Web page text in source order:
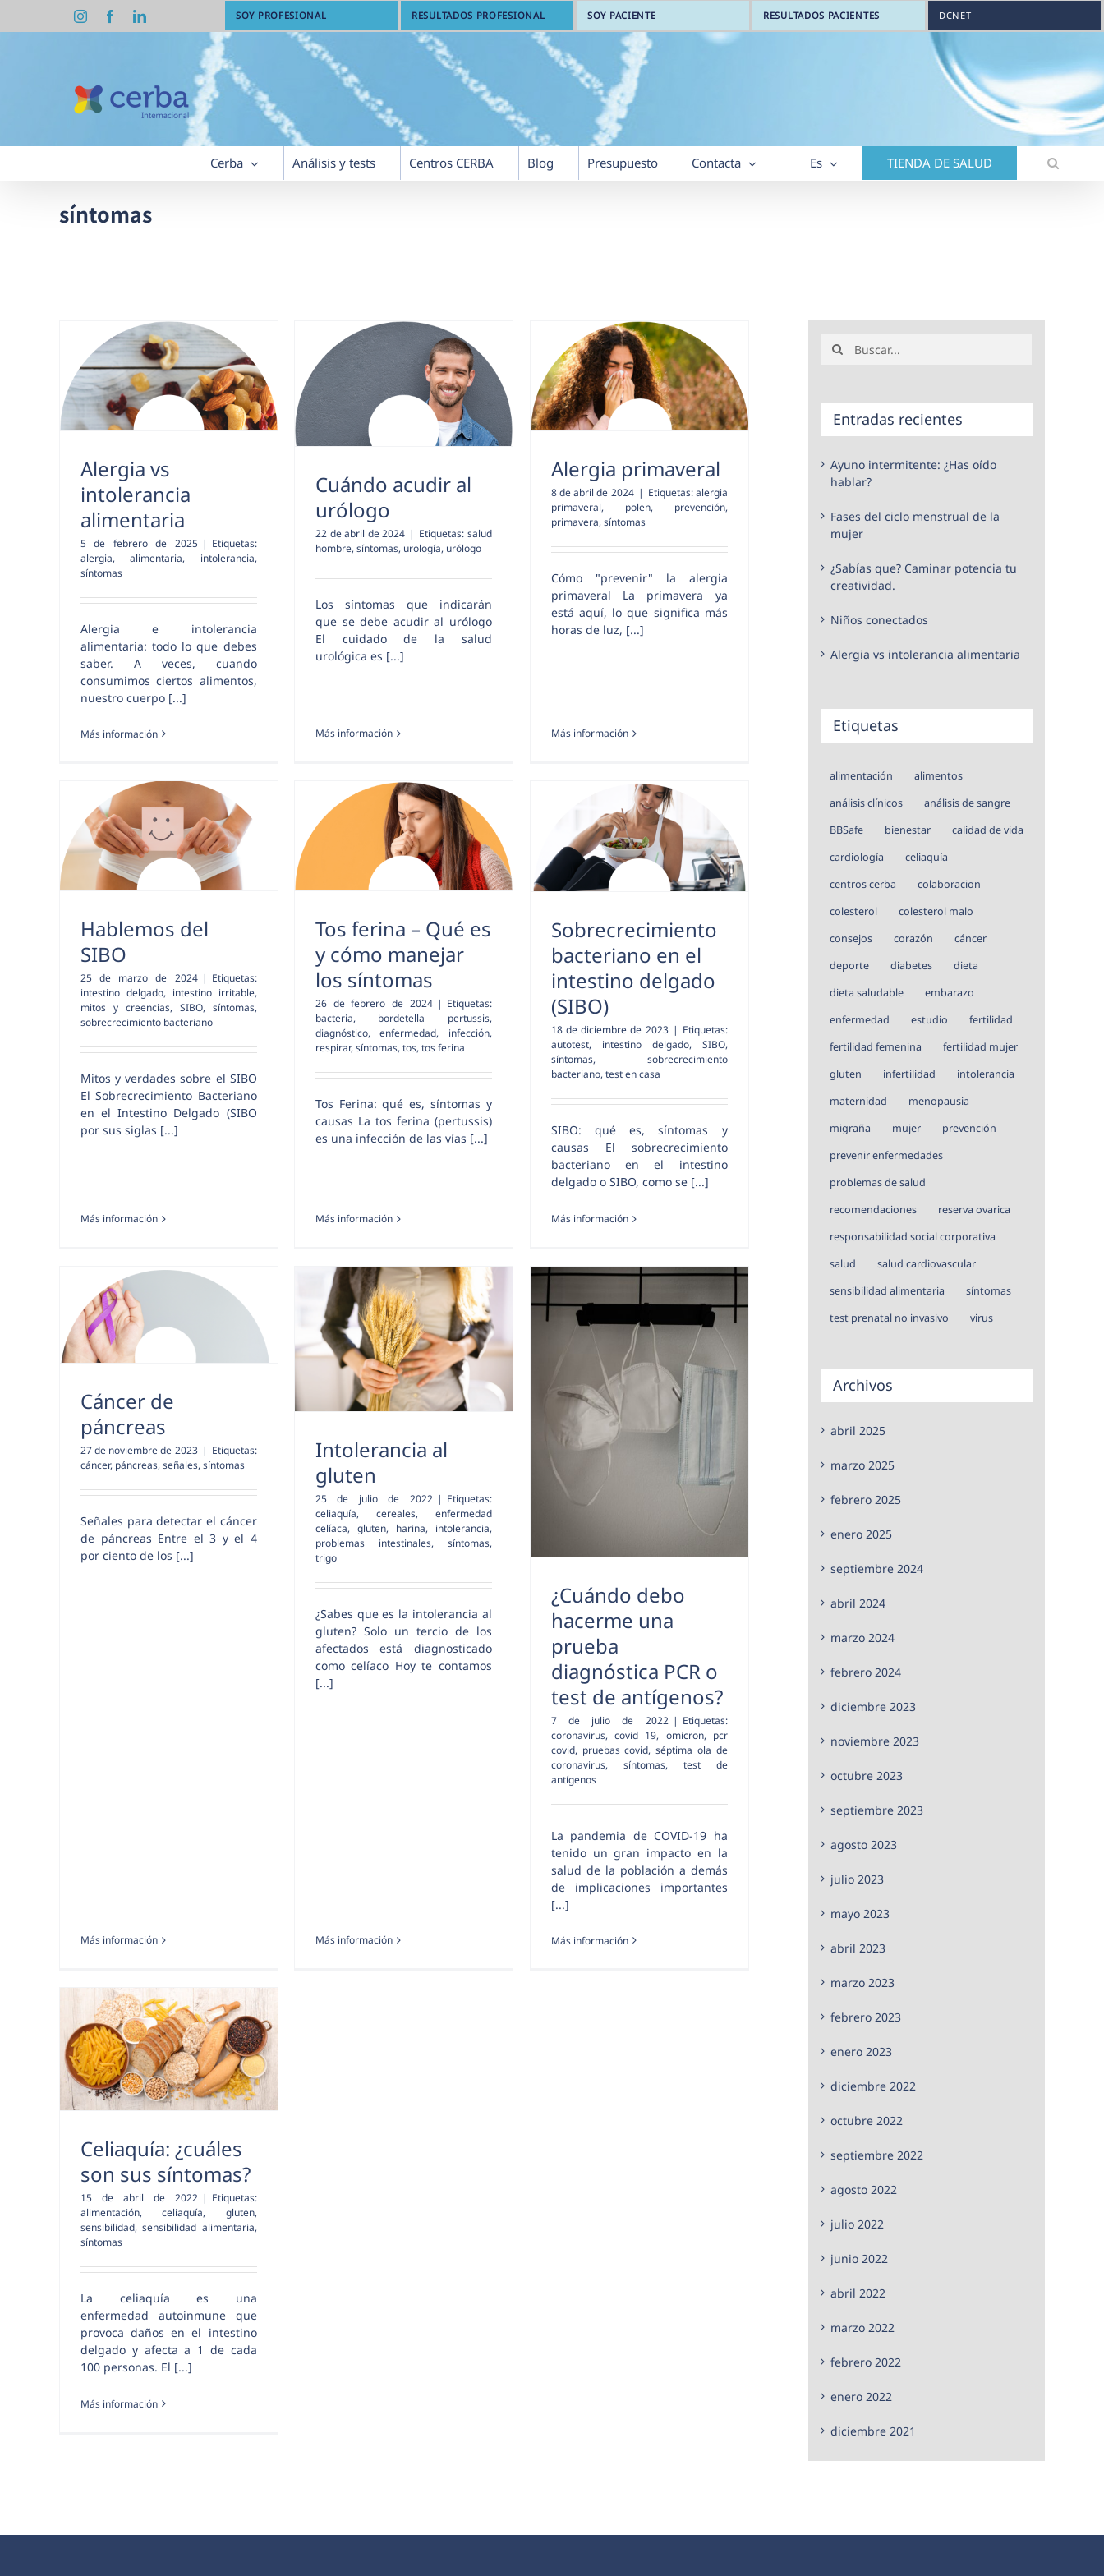
InstagramFacebookLinkedIn SOY PROFESIONAL RESULTADOS PROFESIONAL SOY PACIENTE RESULTADOS PACIENTES DCNET
Cerba Análisis y tests Centros CERBA Blog Presupuesto Contacta Es TIENDA DE SALUD
síntomas
Alergia vs
intolerancia
alimentaria
5 de febrero de 2025 | Etiquetas:
alergia,alimentaria, intolerancia,
síntomas
Alergia e intolerancia
alimentaria: todo lo que debes
saber. A veces, cuando
consumimos ciertos alimentos,
nuestro cuerpo [...]
Más información
Cuándo acudir al
urólogo
22 de abril de 2024 | Etiquetas: salud
hombre, síntomas, urología, urólogo
Los síntomas que indicarán
que se debe acudir al urólogo
El cuidado de la salud
urológica es [...]
Más información
Alergia primaveral
8 de abril de 2024 | Etiquetas:alergia
primaveral, polen, prevención,
primavera, síntomas
Cómo "prevenir" la alergia
primaveral La primavera ya
está aquí, lo que significa más
horas de luz, [...]
Más información
Hablemos del
SIBO
25 de marzo de 2024 | Etiquetas:
intestino delgado, intestino irritable,
mitos y creencias, SIBO, síntomas,
sobrecrecimiento bacteriano
Mitos y verdades sobre el SIBO
El Sobrecrecimiento Bacteriano
en el Intestino Delgado (SIBO
por sus siglas [...]
Más información
Tos ferina – Qué es
y cómo manejar
los síntomas
26 de febrero de 2024 | Etiquetas:
bacteria, bordetella pertussis,
diagnóstico,enfermedad, infección,
respirar, síntomas, tos, tos ferina
Tos Ferina: qué es, síntomas y
causas La tos ferina (pertussis)
es una infección de las vías [...]
Más información
Sobrecrecimiento
bacteriano en el
intestino delgado
(SIBO)
18 de diciembre de 2023 | Etiquetas:
autotest, intestino delgado, SIBO,
síntomas, sobrecrecimiento
bacteriano, test en casa
SIBO: qué es, síntomas y
causas El sobrecrecimiento
bacteriano en el intestino
delgado o SIBO, como se [...]
Más información
Cáncer de
páncreas
27 de noviembre de 2023 | Etiquetas:
cáncer, páncreas, señales, síntomas
Señales para detectar el cáncer
de páncreas Entre el 3 y el 4
por ciento de los [...]
Más información
Intolerancia al
gluten
25 de julio de 2022 | Etiquetas:
celiaquía, cereales, enfermedad
celíaca, gluten, harina, intolerancia,
problemas intestinales, síntomas,
trigo
¿Sabes que es la intolerancia al
gluten? Solo un tercio de los
afectados está diagnosticado
como celíaco Hoy te contamos
[...]
Más información
¿Cuándo debo
hacerme una
prueba
diagnóstica PCR o
test de antígenos?
7 de julio de 2022 | Etiquetas:
coronavirus,covid 19, omicron, pcr
covid, pruebas covid,séptima ola de
coronavirus, síntomas, test de
antígenos
La pandemia de COVID-19 ha
tenido un gran impacto en la
salud de la población a demás
de implicaciones importantes
[...]
Más información
Celiaquía: ¿cuáles
son sus síntomas?
15 de abril de 2022 | Etiquetas:
alimentación,celiaquía, gluten,
sensibilidad,sensibilidad alimentaria,
síntomas
La celiaquía es una
enfermedad autoinmune que
provoca daños en el intestino
delgado y afecta a 1 de cada
100 personas. El [...]
Más información
Buscar:
Entradas recientes
Ayuno intermitente: ¿Has oído
hablar?
Fases del ciclo menstrual de la
mujer
¿Sabías que? Caminar potencia tu
creatividad.
Niños conectados
Alergia vs intolerancia alimentaria
Etiquetas
alimentación
alimentos
análisis clínicos
análisis de sangre
BBSafe
bienestar
calidad de vida
cardiología
celiaquía
centros cerba
colaboracion
colesterol
colesterol malo
consejos
corazón
cáncer
deporte
diabetes
dieta
dieta saludable
embarazo
enfermedad
estudio
fertilidad
fertilidad femenina
fertilidad mujer
gluten
infertilidad
intolerancia
maternidad
menopausia
migraña
mujer
prevención
prevenir enfermedades
problemas de salud
recomendaciones
reserva ovarica
responsabilidad social corporativa
salud
salud cardiovascular
sensibilidad alimentaria
síntomas
test prenatal no invasivo
virus
Archivos
abril 2025
marzo 2025
febrero 2025
enero 2025
septiembre 2024
abril 2024
marzo 2024
febrero 2024
diciembre 2023
noviembre 2023
octubre 2023
septiembre 2023
agosto 2023
julio 2023
mayo 2023
abril 2023
marzo 2023
febrero 2023
enero 2023
diciembre 2022
octubre 2022
septiembre 2022
agosto 2022
julio 2022
junio 2022
abril 2022
marzo 2022
febrero 2022
enero 2022
diciembre 2021